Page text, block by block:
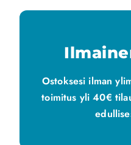
Ostoksesi ilman
toimitus yli 40€